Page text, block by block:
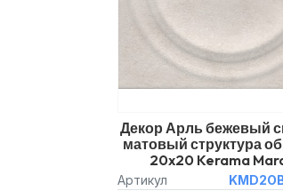
Декор Арль бежевый
матовый структура
20x20 Kerama
Артикул